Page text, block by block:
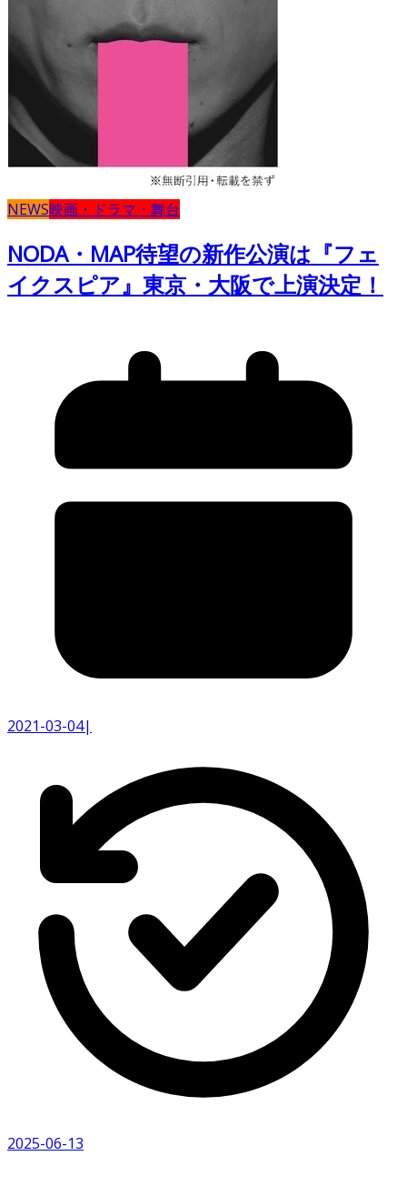
NEWS映画・ドラマ・舞台
NODA・MAP待望の新作公演は『フェ
イクスピア』東京・大阪で上演決定！
2021-03-04|
2025-06-13